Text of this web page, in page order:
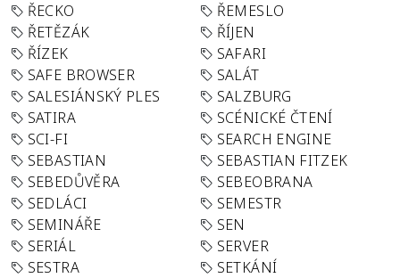
ŘECKO
ŘEMESLO
ŘETĚZÁK
ŘÍJEN
ŘÍZEK
SAFARI
SAFE BROWSER
SALÁT
SALESIÁNSKÝ PLES
SALZBURG
SATIRA
SCÉNICKÉ ČTENÍ
SCI-FI
SEARCH ENGINE
SEBASTIAN
SEBASTIAN FITZEK
SEBEDŮVĚRA
SEBEOBRANA
SEDLÁCI
SEMESTR
SEMINÁŘE
SEN
SERIÁL
SERVER
SESTRA
SETKÁNÍ